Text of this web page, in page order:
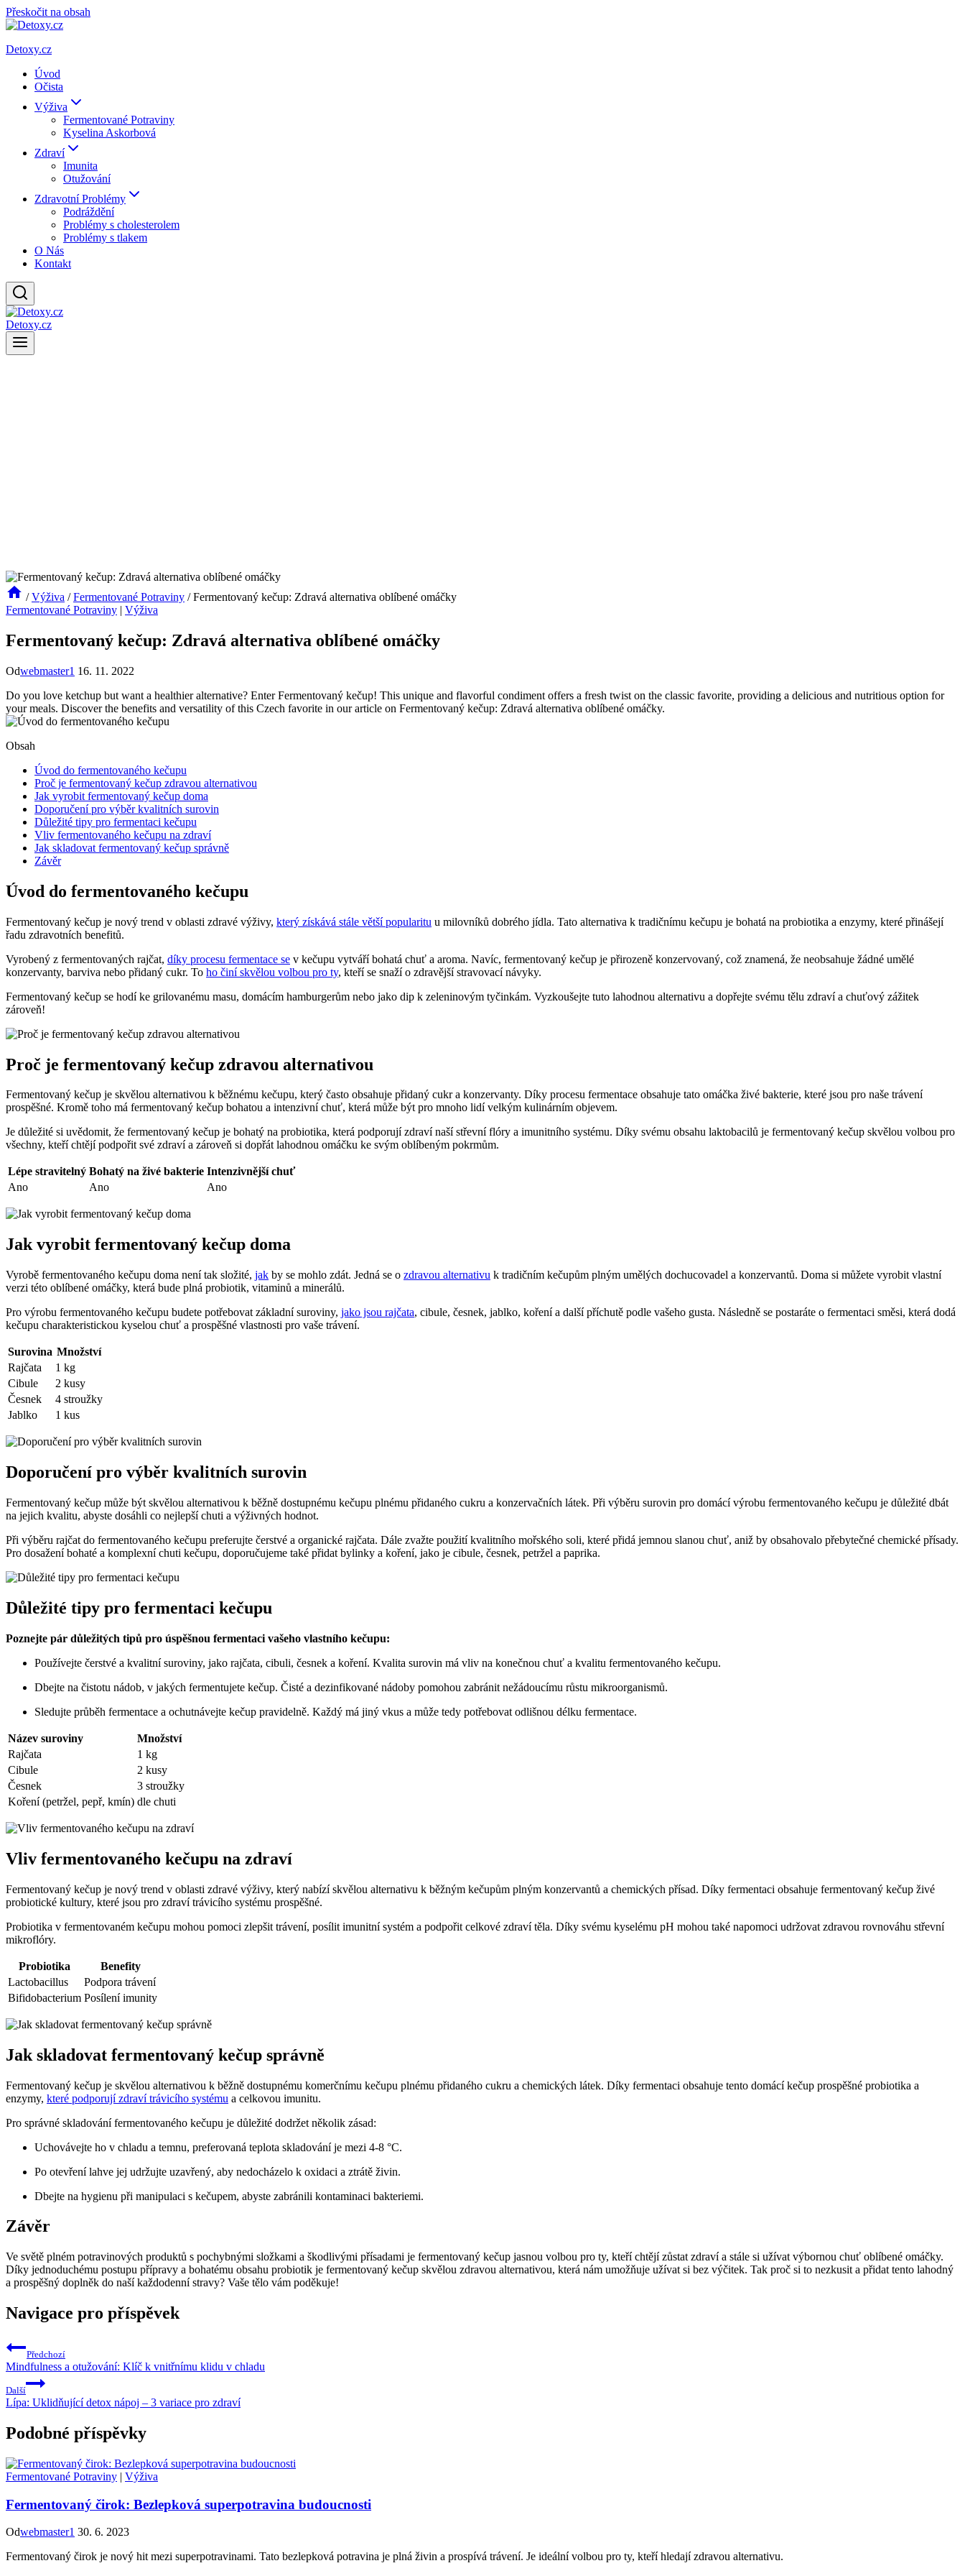
Přeskočit na obsah
Detoxy.cz
Úvod
Očista
Výživa
Fermentované Potraviny
Kyselina Askorbová
Zdraví
Imunita
Otužování
Zdravotní Problémy
Podráždění
Problémy s cholesterolem
Problémy s tlakem
O Nás
Kontakt
Detoxy.cz
/ Výživa / Fermentované Potraviny / Fermentovaný kečup: Zdravá alternativa oblíbené omáčky
Fermentované Potraviny | Výživa
Fermentovaný kečup: Zdravá alternativa oblíbené omáčky
Odwebmaster1 16. 11. 2022
Do you love ketchup but want a healthier alternative? Enter Fermentovaný kečup! This unique and flavorful condiment offers a fresh twist on the classic favorite, providing a delicious and nutritious option for
your meals. Discover the benefits and versatility of this Czech favorite in our article on Fermentovaný kečup: Zdravá alternativa oblíbené omáčky.
Obsah
Úvod do fermentovaného kečupu
Proč je fermentovaný kečup zdravou alternativou
Jak vyrobit fermentovaný kečup doma
Doporučení pro výběr kvalitních surovin
Důležité tipy pro fermentaci kečupu
Vliv fermentovaného kečupu na zdraví
Jak skladovat fermentovaný kečup správně
Závěr
Úvod do fermentovaného kečupu
Fermentovaný kečup je nový trend v oblasti zdravé výživy, který získává stále větší popularitu u milovníků dobrého jídla. Tato alternativa k tradičnímu kečupu je bohatá na probiotika a enzymy, které přinášejí
řadu zdravotních benefitů.
Vyrobený z fermentovaných rajčat, díky procesu fermentace se v kečupu vytváří bohatá chuť a aroma. Navíc, fermentovaný kečup je přirozeně konzervovaný, což znamená, že neobsahuje žádné umělé
konzervanty, barviva nebo přidaný cukr. To ho činí skvělou volbou pro ty, kteří se snaží o zdravější stravovací návyky.
Fermentovaný kečup se hodí ke grilovanému masu, domácím hamburgerům nebo jako dip k zeleninovým tyčinkám. Vyzkoušejte tuto lahodnou alternativu a dopřejte svému tělu zdraví a chuťový zážitek
zároveň!
Proč je fermentovaný kečup zdravou alternativou
Fermentovaný kečup je skvělou alternativou k běžnému kečupu, který často obsahuje přidaný cukr a konzervanty. Díky procesu fermentace obsahuje tato omáčka živé bakterie, které jsou pro naše trávení
prospěšné. Kromě toho má fermentovaný kečup bohatou a intenzivní chuť, která může být pro mnoho lidí velkým kulinárním objevem.
Je důležité si uvědomit, že fermentovaný kečup je bohatý na probiotika, která podporují zdraví naší střevní flóry a imunitního systému. Díky svému obsahu laktobacilů je fermentovaný kečup skvělou volbou pro
všechny, kteří chtějí podpořit své zdraví a zároveň si dopřát lahodnou omáčku ke svým oblíbeným pokrmům.
Lépe stravitelný Bohatý na živé bakterie Intenzivnější chuť
Ano
Ano Ano
Jak vyrobit fermentovaný kečup doma
Vyrobě fermentovaného kečupu doma není tak složité, jak by se mohlo zdát. Jedná se o zdravou alternativu k tradičním kečupům plným umělých dochucovadel a konzervantů. Doma si můžete vyrobit vlastní
verzi této oblíbené omáčky, která bude plná probiotik, vitaminů a minerálů.
Pro výrobu fermentovaného kečupu budete potřebovat základní suroviny, jako jsou rajčata, cibule, česnek, jablko, koření a další příchutě podle vašeho gusta. Následně se postaráte o fermentaci směsi, která dodá
kečupu charakteristickou kyselou chuť a prospěšné vlastnosti pro vaše trávení.
Surovina Množství
Rajčata
1 kg
Cibule
2 kusy
Česnek
4 stroužky
Jablko
1 kus
Doporučení pro výběr kvalitních surovin
Fermentovaný kečup může být skvělou alternativou k běžně dostupnému kečupu plnému přidaného cukru a konzervačních látek. Při výběru surovin pro domácí výrobu fermentovaného kečupu je důležité dbát
na jejich kvalitu, abyste dosáhli co nejlepší chuti a výživných hodnot.
Při výběru rajčat do fermentovaného kečupu preferujte čerstvé a organické rajčata. Dále zvažte použití kvalitního mořského soli, které přidá jemnou slanou chuť, aniž by obsahovalo přebytečné chemické přísady.
Pro dosažení bohaté a komplexní chuti kečupu, doporučujeme také přidat bylinky a koření, jako je cibule, česnek, petržel a paprika.
Důležité tipy pro fermentaci kečupu
Poznejte pár důležitých tipů pro úspěšnou fermentaci vašeho vlastního kečupu:
Používejte čerstvé a kvalitní suroviny, jako rajčata, cibuli, česnek a koření. Kvalita surovin má vliv na konečnou chuť a kvalitu fermentovaného kečupu.
Dbejte na čistotu nádob, v jakých fermentujete kečup. Čisté a dezinfikované nádoby pomohou zabránit nežádoucímu růstu mikroorganismů.
Sledujte průběh fermentace a ochutnávejte kečup pravidelně. Každý má jiný vkus a může tedy potřebovat odlišnou délku fermentace.
Název suroviny
Množství
Rajčata
1 kg
Cibule
2 kusy
Česnek
3 stroužky
Koření (petržel, pepř, kmín) dle chuti
Vliv fermentovaného kečupu na zdraví
Fermentovaný kečup je nový trend v oblasti zdravé výživy, který nabízí skvělou alternativu k běžným kečupům plným konzervantů a chemických přísad. Díky fermentaci obsahuje fermentovaný kečup živé
probiotické kultury, které jsou pro zdraví trávicího systému prospěšné.
Probiotika v fermentovaném kečupu mohou pomoci zlepšit trávení, posílit imunitní systém a podpořit celkové zdraví těla. Díky svému kyselému pH mohou také napomoci udržovat zdravou rovnováhu střevní
mikroflóry.
Probiotika
Benefity
Lactobacillus
Podpora trávení
Bifidobacterium Posílení imunity
Jak skladovat fermentovaný kečup správně
Fermentovaný kečup je skvělou alternativou k běžně dostupnému komerčnímu kečupu plnému přidaného cukru a chemických látek. Díky fermentaci obsahuje tento domácí kečup prospěšné probiotika a
enzymy, které podporují zdraví trávicího systému a celkovou imunitu.
Pro správné skladování fermentovaného kečupu je důležité dodržet několik zásad:
Uchovávejte ho v chladu a temnu, preferovaná teplota skladování je mezi 4-8 °C.
Po otevření lahve jej udržujte uzavřený, aby nedocházelo k oxidaci a ztrátě živin.
Dbejte na hygienu při manipulaci s kečupem, abyste zabránili kontaminaci bakteriemi.
Závěr
Ve světě plném potravinových produktů s pochybnými složkami a škodlivými přísadami je fermentovaný kečup jasnou volbou pro ty, kteří chtějí zůstat zdraví a stále si užívat výbornou chuť oblíbené omáčky.
Díky jednoduchému postupu přípravy a bohatému obsahu probiotik je fermentovaný kečup skvělou zdravou alternativou, která nám umožňuje užívat si bez výčitek. Tak proč si to nezkusit a přidat tento lahodný
a prospěšný doplněk do naší každodenní stravy? Vaše tělo vám poděkuje!
Navigace pro příspěvek
Předchozí
Mindfulness a otužování: Klíč k vnitřnímu klidu v chladu
Další
Lípa: Uklidňující detox nápoj – 3 variace pro zdraví
Podobné příspěvky
Fermentované Potraviny | Výživa
Fermentovaný čirok: Bezlepková superpotravina budoucnosti
Odwebmaster1 30. 6. 2023
Fermentovaný čirok je nový hit mezi superpotravinami. Tato bezlepková potravina je plná živin a prospívá trávení. Je ideální volbou pro ty, kteří hledají zdravou alternativu.